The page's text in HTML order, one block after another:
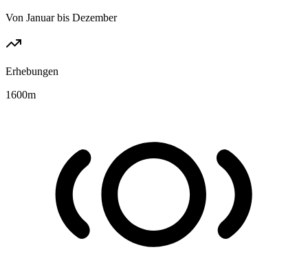
Von Januar bis Dezember
Erhebungen
1600m